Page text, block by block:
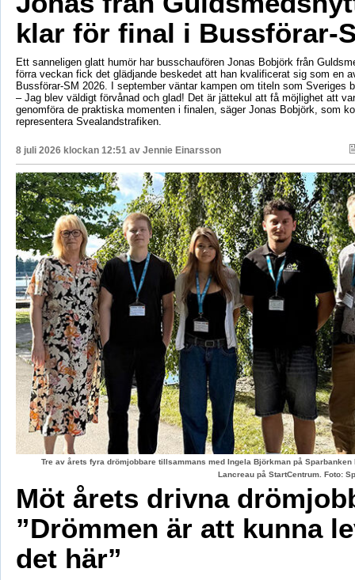
klar för final i Bussförar-
Ett sanneligen glatt humör har busschaufören Jonas Bobjörk från
förra veckan fick det glädjande beskedet att han kvalificerat sig som en
Bussförar-SM 2026. I september väntar kampen om titeln som Sveriges
– Jag blev väldigt förvånad och glad! Det är jättekul att få möjlighet att
genomföra de praktiska momenten i finalen, säger Jonas Bobjörk, som
representera Svealandstrafiken.
8 juli 2026 klockan 12:51 av Jennie Einarsson
Tre av årets fyra drömjobbare tillsammans med Ingela Björkman på
Lancreau på StartCentrum. Foto:
Möt årets drivna
”Drömmen är att kunna
det här”